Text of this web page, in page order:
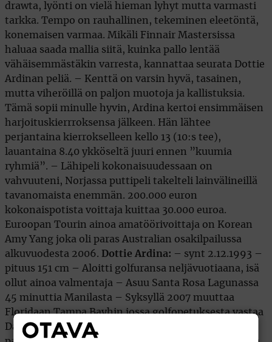
drawta, lyönti on vielä hieman lyhyt mutta varmasti
tarkka. Tempo on rauhallinen, tekeminen eleetöntä,
konemaisen varmaa. Mikäli Finnair Mastersissa
haluaa saada mallia siitä, kuinka pallo lentää
vähäisemmästäkin varresta, kannattaa seurata Dottie
Ardinan peliä. – Kenttä on varsin hyvä, tasainen,
mutta viheröillä on paljon muotoja ja kallistuksia.
Tämä sopii minulle hyvin, Ardina kertoi ensimmäisen
harjoituskierrroksensa jälkeen. Hän lähtee
perjantaina kierrokselleen kello 13 (10:s tee),
lauantaina 8.40 ykköseltä juuri ennen ”kuumia
ryhmiä”. – Lähipeli kokonaisuudessaan on
vahvuuteni, Norjassa puttipeli takelteli lainvälineillä
tavanomaista enemmän. 200.000 euron
kokonaispotista voittaja kuittaa 30.000 euroa.
Euroopan Tourin ainoa amatöörivoittaja on Korean
Amy Yang joka oli paras Australian osakilpailussa
alkuvuodesta 2006.
Dottie Ardina: – synt 2.12.1993 –
pituus 151 cm – Aloitti golfuransa neljävuotiaana, isä
ollut ainoa valmentaja – Asuu Santa Rosa Lagunassa
45 minuttia Manilasta – Syksyllä 2007 muuttaa
Floridaan Tampa Bayhin jossa golfopetuksesta vastaa
David Leadbetter. Suurimmat voitot: – Viisi kertaa